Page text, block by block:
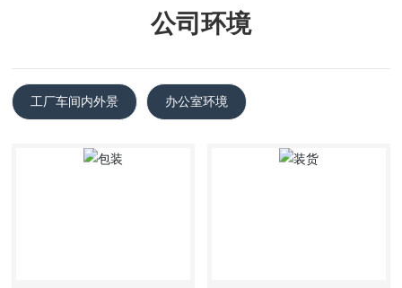
公司环境
工厂车间内外景 办公室环境